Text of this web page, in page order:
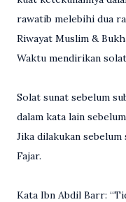
rawatib melebihi dua
Riwayat Muslim &
Waktu mendirikan
Solat sunat sebelum
dalam kata lain
Jika dilakukan
Fajar.
Kata Ibn Abdil Barr: